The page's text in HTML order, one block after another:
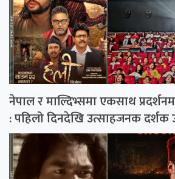
नेपाल र माल्दिभ्समा एकसाथ
: पहिलो दिनदेखि उत्साहजनक दर्शक